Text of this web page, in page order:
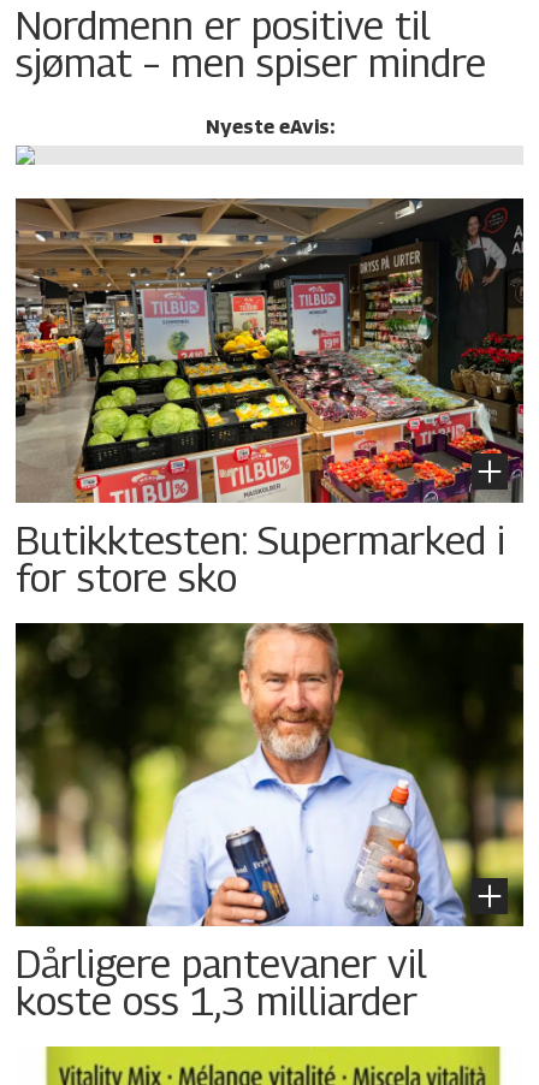
Nordmenn er positive til
sjømat – men spiser mindre
Nyeste eAvis:
Butikktesten: Supermarked i
for store sko
Dårligere pantevaner vil
koste oss 1,3 milliarder